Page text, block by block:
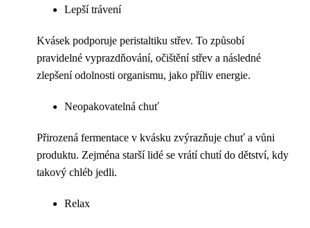
Lepší trávení
Kvásek podporuje peristaltiku střev. To způsobí
pravidelné vyprazdňování, očištění střev a následné
zlepšení odolnosti organismu, jako příliv energie.
Neopakovatelná chuť
Přirozená fermentace v kvásku zvýrazňuje chuť a vůni
produktu. Zejména starší lidé se vrátí chutí do dětství, kdy
takový chléb jedli.
Relax